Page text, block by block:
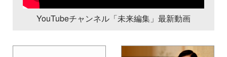
YouTubeチャンネル「未来編集」最新動画